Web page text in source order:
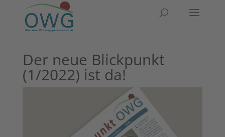
Der neue Blick­punkt
(1/2022) ist da!